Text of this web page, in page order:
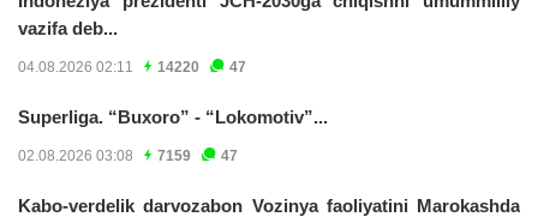
vazifa deb...
04.08.2026 02:11 14220 47
Superliga. “Buxoro” - “Lokomotiv”...
02.08.2026 03:08 7159 47
Kabo-verdelik darvozabon Vozinya faoliyatini Marokashda